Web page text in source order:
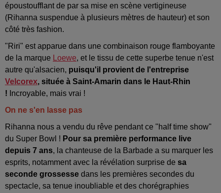
époustoufflant de par sa mise en scène vertigineuse
(Rihanna suspendue à plusieurs mètres de hauteur) et son
côté très fashion.
"Riri" est apparue dans une combinaison rouge flamboyante
de la marque Loewe, et le tissu de cette superbe tenue n'est
autre qu'alsacien, puisqu'il provient de l'entreprise
Velcorex, située à Saint-Amarin dans le Haut-Rhin
! Incroyable, mais vrai !
On ne s'en lasse pas
Rihanna nous a vendu du rêve pendant ce "half time show"
du Super Bowl ! Pour sa première performance live
depuis 7 ans, la chanteuse de la Barbade a su marquer les
esprits, notamment avec la révélation surprise de sa
seconde grossesse dans les premières secondes du
spectacle, sa tenue inoubliable et des chorégraphies